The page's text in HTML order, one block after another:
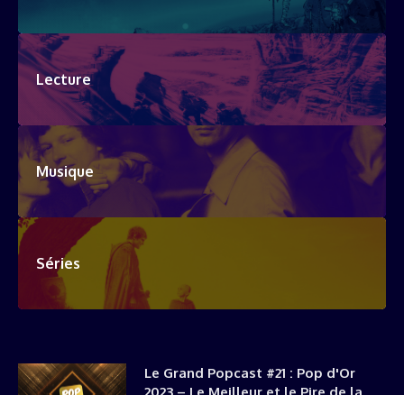
Lecture
Musique
Séries
Le Grand Popcast #21 : Pop d'Or
2023 – Le Meilleur et le Pire de la